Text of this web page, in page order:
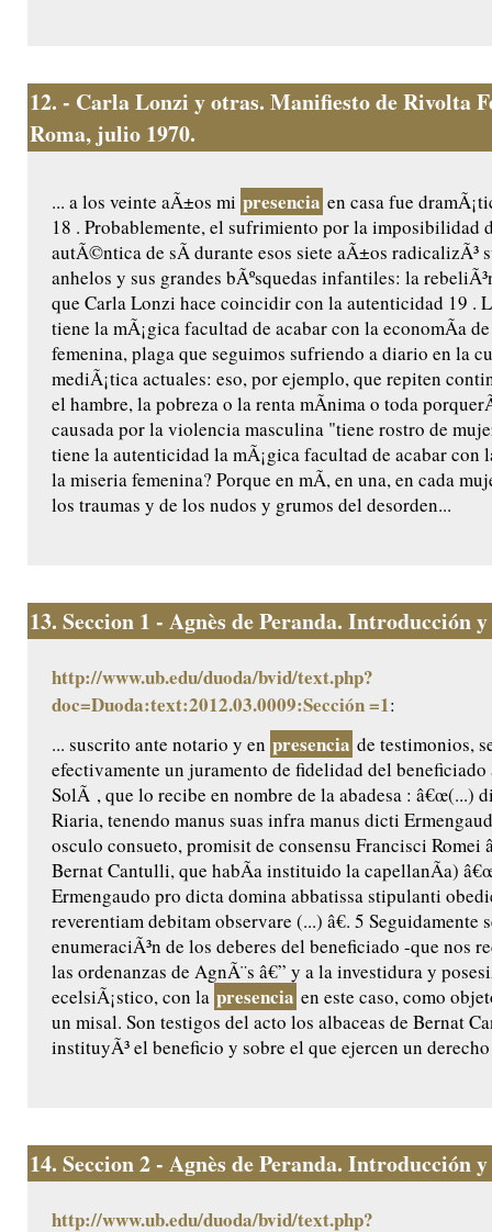
12. - Carla Lonzi y otras. Manifiesto de Rivolta
Roma, julio 1970.
... a los veinte aÃ±os mi presencia en casa fue
18 . Probablemente, el sufrimiento por la imposibilidad
autÃ©ntica de sÃ­ durante esos siete aÃ±os radicalizÃ³
anhelos y sus grandes bÃºsquedas infantiles: la
que Carla Lonzi hace coincidir con la autenticidad 19 .
tiene la mÃ¡gica facultad de acabar con la economÃ­a
femenina, plaga que seguimos sufriendo a diario en la
mediÃ¡tica actuales: eso, por ejemplo, que repiten
el hambre, la pobreza o la renta mÃ­nima o toda
causada por la violencia masculina "tiene rostro de
tiene la autenticidad la mÃ¡gica facultad de acabar con
la miseria femenina? Porque en mÃ­, en una, en cada
los traumas y de los nudos y grumos del desorden...
13. Seccion 1 - Agnès de Peranda. Introducción
http://www.ub.edu/duoda/bvid/text.php?
doc=Duoda:text:2012.03.0009:Sección =1:
... suscrito ante notario y en presencia de testimonios,
efectivamente un juramento de fidelidad del beneficiado
SolÃ , que lo recibe en nombre de la abadesa : â€œ(...)
Riaria, tenendo manus suas infra manus dicti
osculo consueto, promisit de consensu Francisci Romei
Bernat Cantulli, que habÃ­a instituido la capellanÃ­a)
Ermengaudo pro dicta domina abbatissa stipulanti
reverentiam debitam observare (...) â€. 5 Seguidamente
enumeraciÃ³n de los deberes del beneficiado -que nos
las ordenanzas de AgnÃ¨s â€” y a la investidura y
ecelsiÃ¡stico, con la presencia en este caso, como
un misal. Son testigos del acto los albaceas de Bernat
instituyÃ³ el beneficio y sobre el que ejercen un
14. Seccion 2 - Agnès de Peranda. Introducción
http://www.ub.edu/duoda/bvid/text.php?